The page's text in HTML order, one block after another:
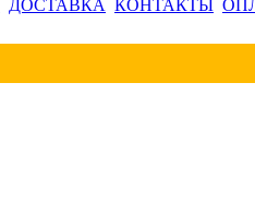
ДОСТАВКА КОНТАКТЫ